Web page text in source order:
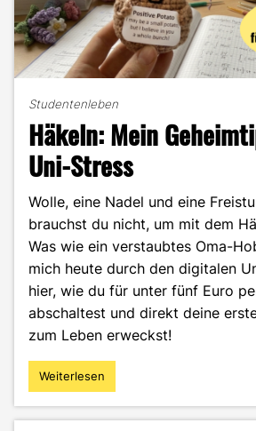
Studentenleben
Häkeln: Mein
Uni-Stress
Wolle, eine Nadel und eine
brauchst du nicht, um mit dem
Was wie ein verstaubtes Oma-
mich heute durch den digitalen
hier, wie du für unter fünf Euro
abschaltest und direkt deine
zum Leben erweckst!
"Häkeln:
Mein
Weiterlesen